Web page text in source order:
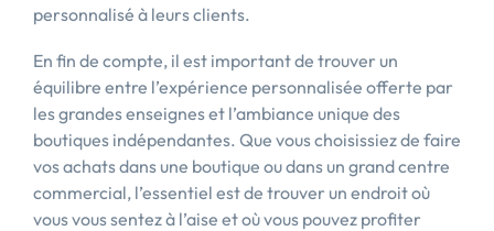
personnalisé à leurs clients.
En fin de compte, il est important de trouver un
équilibre entre l’expérience personnalisée offerte par
les grandes enseignes et l’ambiance unique des
boutiques indépendantes. Que vous choisissiez de faire
vos achats dans une boutique ou dans un grand centre
commercial, l’essentiel est de trouver un endroit où
vous vous sentez à l’aise et où vous pouvez profiter